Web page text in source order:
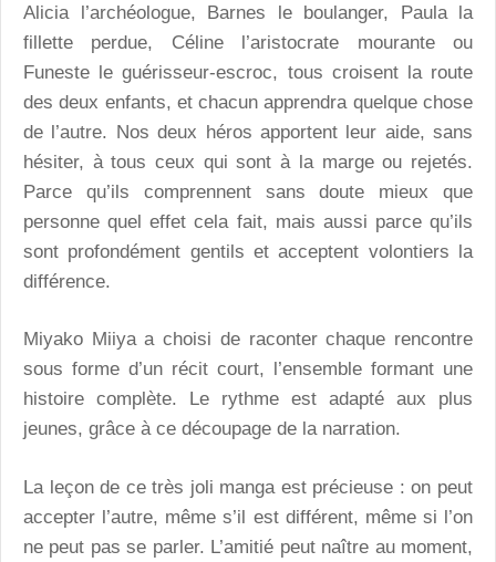
Alicia l’archéologue, Barnes le boulanger, Paula la
fillette perdue, Céline l’aristocrate mourante ou
Funeste le guérisseur-escroc, tous croisent la route
des deux enfants, et chacun apprendra quelque chose
de l’autre. Nos deux héros apportent leur aide, sans
hésiter, à tous ceux qui sont à la marge ou rejetés.
Parce qu’ils comprennent sans doute mieux que
personne quel effet cela fait, mais aussi parce qu’ils
sont profondément gentils et acceptent volontiers la
différence.
Miyako Miiya a choisi de raconter chaque rencontre
sous forme d’un récit court, l’ensemble formant une
histoire complète. Le rythme est adapté aux plus
jeunes, grâce à ce découpage de la narration.
La leçon de ce très joli manga est précieuse : on peut
accepter l’autre, même s’il est différent, même si l’on
ne peut pas se parler. L’amitié peut naître au moment,